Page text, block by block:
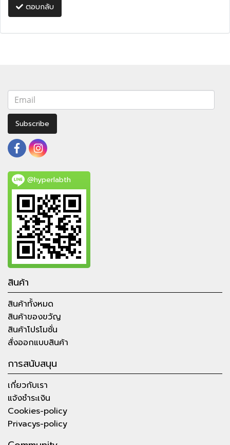
ตอบกลับ
Subscribe
@hyperlabth
สินค้า
สินค้าทั้งหมด
สินค้าของขวัญ
สินค้าโปรโมชั่น
สั่งออกแบบสินค้า
การสนับสนุน
เกี่ยวกับเรา
แจ้งชำระเงิน
Cookies-policy
Privacys-policy